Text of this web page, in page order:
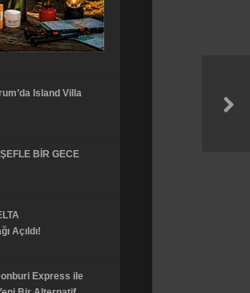
Island Villa
BİR GECE
Açıldı!
Express ile